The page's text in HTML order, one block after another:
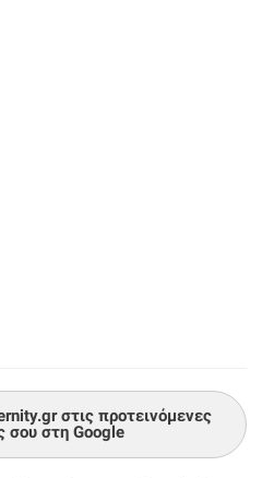
στις προτεινόμενες
σου στη Google